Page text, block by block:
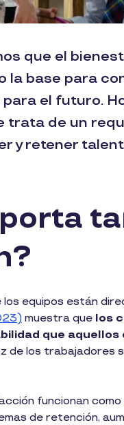
que el
la base para
el futuro.
trata de un
y retener
los equipos están
muestra que los
que aquellos
de los
funcionan como
de retención,